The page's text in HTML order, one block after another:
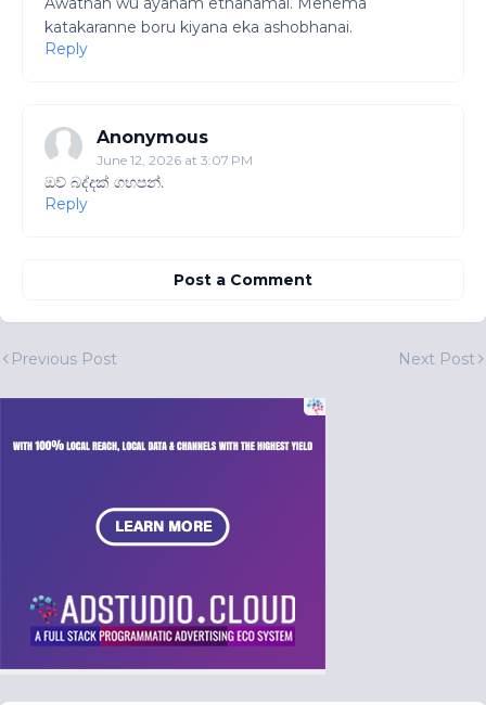
katakaranne boru kiyana eka ashobhanai.
Reply
Anonymous
June 12, 2026 at 3:07 PM
ඔව් බද්දක් ගහපන්.
Reply
Post a Comment
Previous Post Next Post